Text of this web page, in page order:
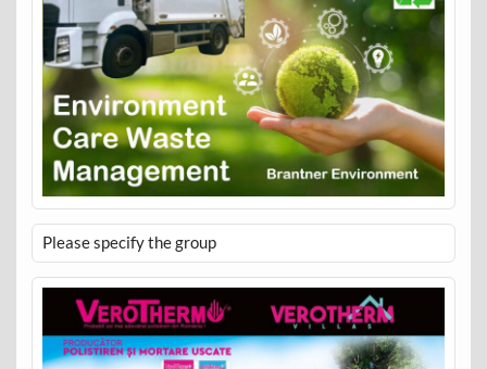
Please specify the group